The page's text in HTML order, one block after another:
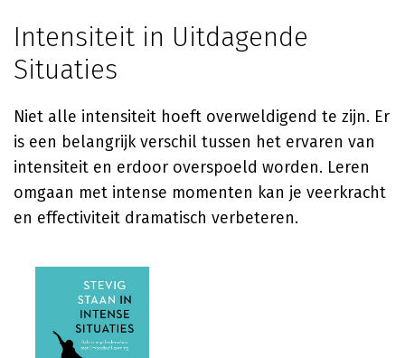
Intensiteit in Uitdagende
Situaties
Niet alle intensiteit hoeft overweldigend te zijn. Er
is een belangrijk verschil tussen het ervaren van
intensiteit en erdoor overspoeld worden. Leren
omgaan met intense momenten kan je veerkracht
en effectiviteit dramatisch verbeteren.